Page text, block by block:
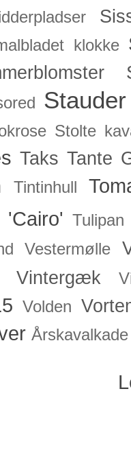
klokke
Stauder
Stolte
Taks Tante
Tintinhull
'Cairo'
Vestermølle
Vintergæk
Volden
Årskavalkade